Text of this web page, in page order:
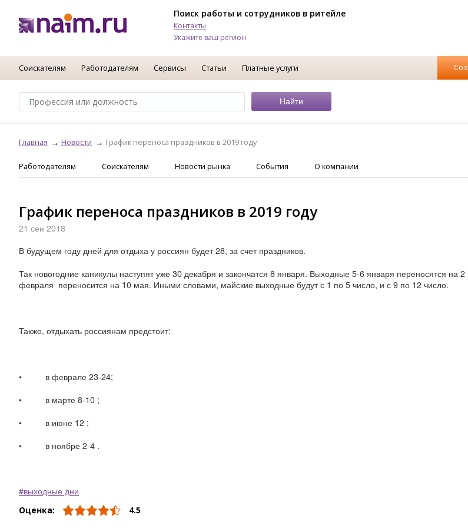
Поиск работы и сотрудников в ритейле
Контакты
Укажите ваш регион
Соискателям Работодателям Сервисы Статьи Платные услуги
Главная Новости График переноса праздников в 2019 году
Работодателям Соискателям Новости рынка События О компании
График переноса праздников в 2019 году
21 сен 2018
В будущем году дней для отдыха у россиян будет 28, за счет праздников.
Так новогодние каникулы наступят уже 30 декабря и закончатся 8 января. Выходные 5-6 января переносятся на
февраля переносится на 10 мая. Иными словами, майские выходные будут с 1 по 5 число, и с 9 по 12 число.
Также, отдыхать россиянам предстоит:
• в феврале 23-24;
• в марте 8-10 ;
• в июне 12 ;
• в ноябре 2-4 .
выходные дни
Оценка: 4.5